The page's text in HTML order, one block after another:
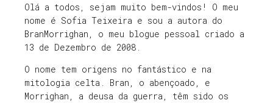
Olá a todos, sejam muito bem-vindos! O meu
nome é Sofia Teixeira e sou a autora do
BranMorrighan, o meu blogue pessoal criado a
13 de Dezembro de 2008.
O nome tem origens no fantástico e na
mitologia celta. Bran, o abençoado, e
Morrighan, a deusa da guerra, têm sido os